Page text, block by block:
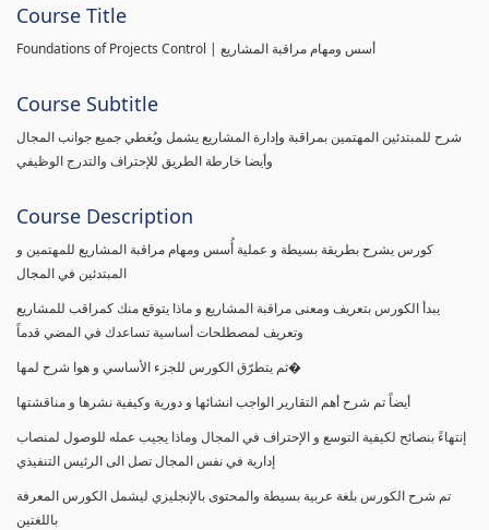
Course Title
Foundations of Projects Control | أسس ومهام مراقبة المشاريع
Course Subtitle
شرح للمبتدئين المهتمين بمراقبة وإدارة المشاريع يشمل ويُغطي جميع جوانب المجال
وأيضا خارطة الطريق للإحتراف والتدرج الوظيفي
Course Description
كورس يشرح بطريقة بسيطة و عملية أُسس ومهام مراقبة المشاريع للمهتمين و
المبتدئين في المجال
يبدأ الكورس بتعريف ومعنى مراقبة المشاريع و ماذا يتوقع منك كمراقب للمشاريع
وتعريف لمصطلحات أساسية تساعدك في المضي قدماً
ثم يتطرّق الكورس للجزء الأساسي و هوا شرح لمها�
أيضاً تم شرح أهم التقارير الواجب انشائها و دورية وكيفية نشرها و مناقشتها
إنتهاءً بنصائح لكيفية التوسع و الإحتراف في المجال وماذا يجيب عمله للوصول لمنصاب
إدارية في نفس المجال تصل الى الرئيس التنفيذي
تم شرح الكورس بلغة عربية بسيطة والمحتوى بالإنجليزي ليشمل الكورس المعرفة
باللغتين